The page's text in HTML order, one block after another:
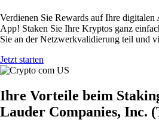
Verdienen Sie Rewards auf Ihre digitalen
App! Staken Sie Ihre Kryptos ganz
Sie an der Netzwerkvalidierung teil und
Jetzt starten
Ihre Vorteile beim
Lauder Companies, Inc.